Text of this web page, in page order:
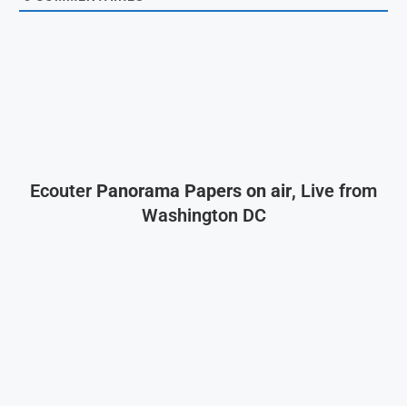
Ecouter Panorama Papers on air, Live from
Washington DC